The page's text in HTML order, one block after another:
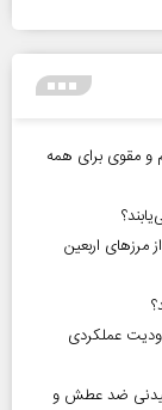
سریع، سالم و مقوی برای همه
نفر با محدودیت عملکردی
ضد عطش و